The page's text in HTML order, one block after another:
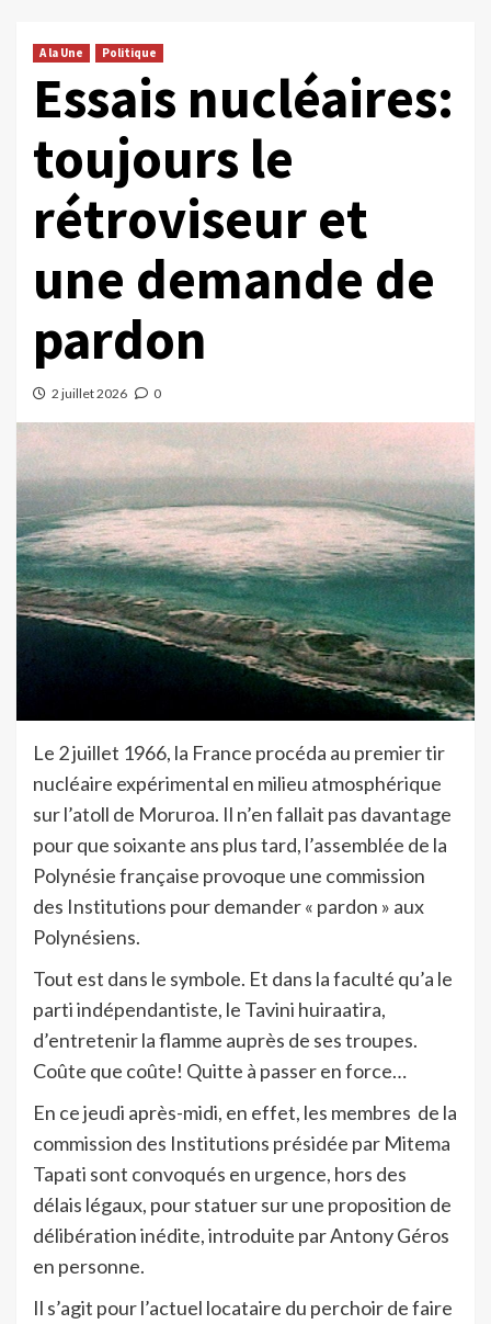
A la Une Politique
Essais nucléaires:
toujours le
rétroviseur et
une demande de
pardon
2 juillet 2026 0
Le 2 juillet 1966, la France procéda au premier tir
nucléaire expérimental en milieu atmosphérique
sur l’atoll de Moruroa. Il n’en fallait pas davantage
pour que soixante ans plus tard, l’assemblée de la
Polynésie française provoque une commission
des Institutions pour demander « pardon » aux
Polynésiens.
Tout est dans le symbole. Et dans la faculté qu’a le
parti indépendantiste, le Tavini huiraatira,
d’entretenir la flamme auprès de ses troupes.
Coûte que coûte! Quitte à passer en force…
En ce jeudi après-midi, en effet, les membres de la
commission des Institutions présidée par Mitema
Tapati sont convoqués en urgence, hors des
délais légaux, pour statuer sur une proposition de
délibération inédite, introduite par Antony Géros
en personne.
Il s’agit pour l’actuel locataire du perchoir de faire